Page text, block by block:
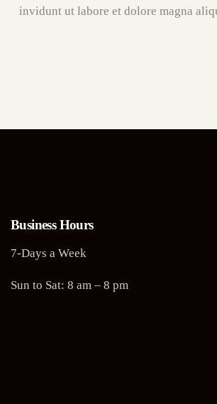
invidunt ut labore et dolore magna
Business Hours
7-Days a Week
Sun to Sat: 8 am – 8 pm